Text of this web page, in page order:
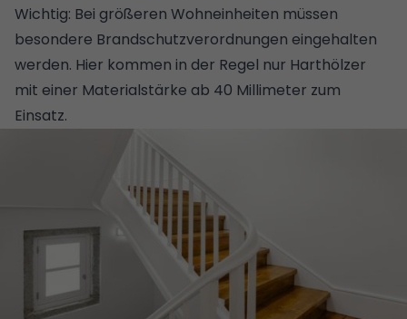
Wichtig: Bei größeren Wohneinheiten müssen
besondere Brandschutzverordnungen eingehalten
werden. Hier kommen in der Regel nur Harthölzer
mit einer Materialstärke ab 40 Millimeter zum
Einsatz.